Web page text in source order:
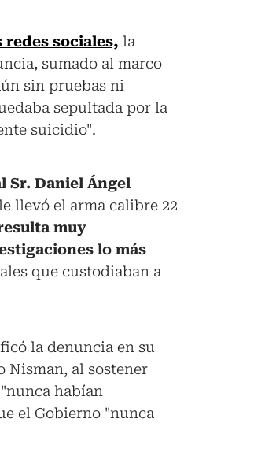
sociales, la
sumado al marco
sin pruebas ni
sepultada por la
suicidio".
Sr. Daniel Ángel
llevó el arma calibre 22
muy
lo más
que custodiaban a
la denuncia en su
Nisman, al sostener
habían
el Gobierno "nunca